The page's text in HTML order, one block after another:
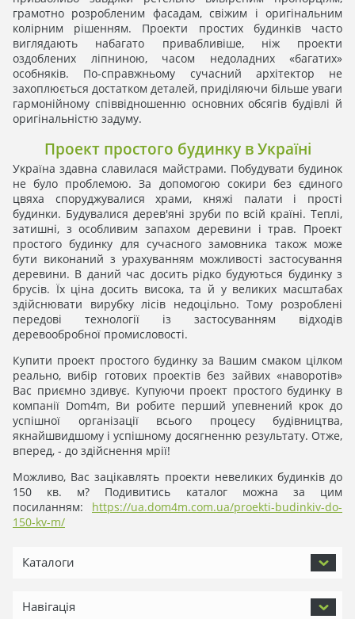
грамотно розробленим фасадам, свіжим і оригінальним
колірним рішенням. Проекти простих будинків часто
виглядають набагато привабливіше, ніж проекти
оздоблених ліпниною, часом недоладних «багатих»
особняків. По-справжньому сучасний архітектор не
захоплюється достатком деталей, приділяючи більше уваги
гармонійному співвідношенню основних обсягів будівлі й
оригінальністю задуму.
Проект простого будинку в Україні
Україна здавна славилася майстрами. Побудувати будинок
не було проблемою. За допомогою сокири без єдиного
цвяха споруджувалися храми, княжі палати і прості
будинки. Будувалися дерев'яні зруби по всій країні. Теплі,
затишні, з особливим запахом деревини і трав. Проект
простого будинку для сучасного замовника також може
бути виконаний з урахуванням можливості застосування
деревини. В даний час досить рідко будуються будинку з
брусів. Їх ціна досить висока, та й у великих масштабах
здійснювати вирубку лісів недоцільно. Тому розроблені
передові технології із застосуванням відходів
деревообробної промисловості.
Купити проект простого будинку за Вашим смаком цілком
реально, вибір готових проектів без зайвих «наворотів»
Вас приємно здивує. Купуючи проект простого будинку в
компанії Dom4m, Ви робите перший упевнений крок до
успішної організації всього процесу будівництва,
якнайшвидшому і успішному досягненню результату. Отже,
вперед, - до здійснення мрії!
Можливо, Вас зацікавлять проекти невеликих будинків до
150 кв. м? Подивитись каталог можна за цим
посиланням: https://ua.dom4m.com.ua/proekti-budinkiv-do-
150-kv-m/
Каталоги
Навігація